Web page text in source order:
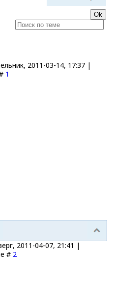
2011-03-14, 17:37 |
1
2011-04-07, 21:41 |
# 2